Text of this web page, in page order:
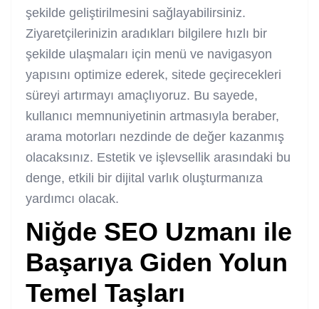
şekilde geliştirilmesini sağlayabilirsiniz.
Ziyaretçilerinizin aradıkları bilgilere hızlı bir
şekilde ulaşmaları için menü ve navigasyon
yapısını optimize ederek, sitede geçirecekleri
süreyi artırmayı amaçlıyoruz. Bu sayede,
kullanıcı memnuniyetinin artmasıyla beraber,
arama motorları nezdinde de değer kazanmış
olacaksınız. Estetik ve işlevsellik arasındaki bu
denge, etkili bir dijital varlık oluşturmanıza
yardımcı olacak.
Niğde SEO Uzmanı ile
Başarıya Giden Yolun
Temel Taşları